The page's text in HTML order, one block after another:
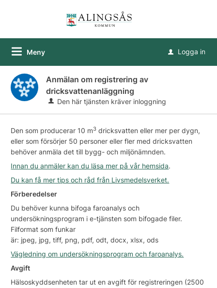
Meny u Logga in
Anmälan om registrering av
dricksvattenanläggning
Den här tjänsten kräver inloggning
Den som producerar 10 m3 dricksvatten eller mer per dygn,
eller som försörjer 50 personer eller fler med dricksvatten
behöver anmäla det till bygg- och miljönämnden.
Innan du anmäler kan du läsa mer på vår hemsida.
Du kan få mer tips och råd från Livsmedelsverket.
Förberedelser
Du behöver kunna bifoga faroanalys och
undersökningsprogram i e-tjänsten som bifogade filer.
Filformat som funkar
är: jpeg, jpg, tiff, png, pdf, odt, docx, xlsx, ods
Vägledning om undersökningsprogram och faroanalys.
Avgift
Hälsoskyddsenheten tar ut en avgift för registreringen (2500